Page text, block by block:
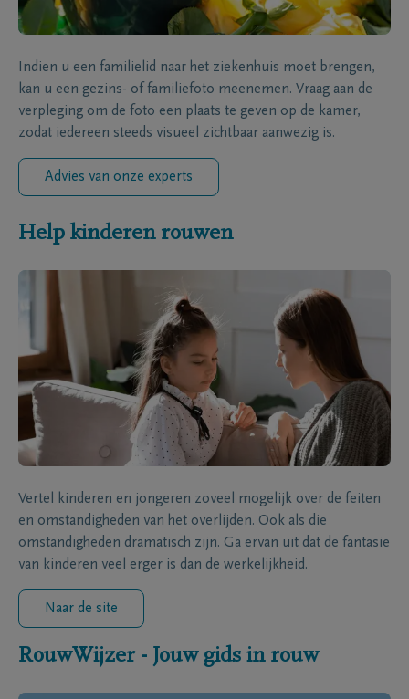
Indien u een familielid naar het ziekenhuis moet brengen,
kan u een gezins- of familiefoto meenemen. Vraag aan de
verpleging om de foto een plaats te geven op de kamer,
zodat iedereen steeds visueel zichtbaar aanwezig is.
Advies van onze experts
Help kinderen rouwen
Vertel kinderen en jongeren zoveel mogelijk over de feiten
en omstandigheden van het overlijden. Ook als die
omstandigheden dramatisch zijn. Ga ervan uit dat de fantasie
van kinderen veel erger is dan de werkelijkheid.
Naar de site
RouwWijzer - Jouw gids in rouw